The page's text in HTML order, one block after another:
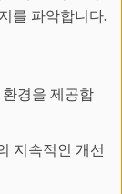
강의로
페 온라인
입형 학습
를 파악합니다.
경을 제공합
지속적인 개선